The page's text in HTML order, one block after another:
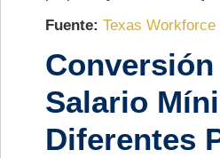
Fuente: Texas
Conversión
Salario
Diferentes